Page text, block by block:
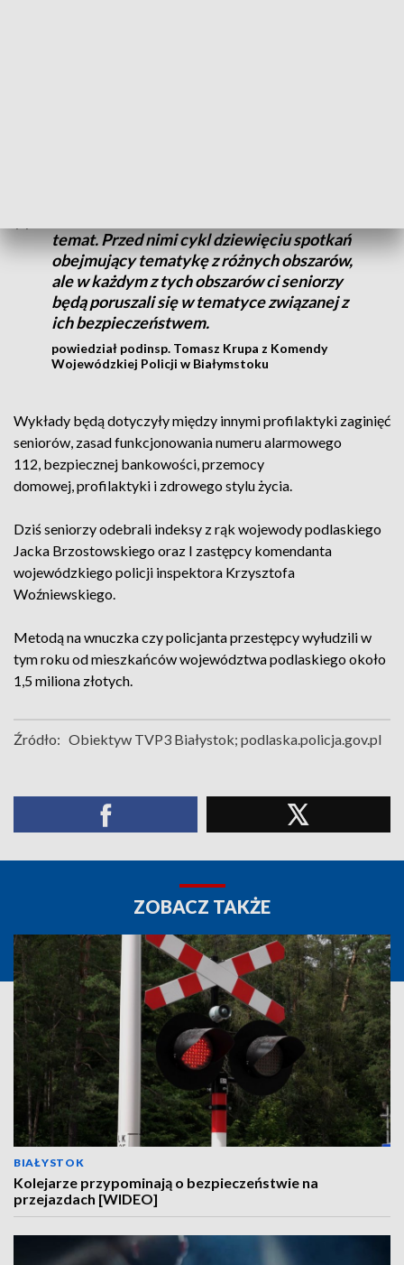
temat. Przed nimi cykl dziewięciu spotkań
obejmujący tematykę z różnych obszarów,
ale w każdym z tych obszarów ci seniorzy
będą poruszali się w tematyce związanej z
ich bezpieczeństwem.
powiedział podinsp. Tomasz Krupa z Komendy
Wojewódzkiej Policji w Białymstoku
Wykłady będą dotyczyły między innymi profilaktyki zaginięć
seniorów, zasad funkcjonowania numeru alarmowego
112, bezpiecznej bankowości, przemocy
domowej, profilaktyki i zdrowego stylu życia.
Dziś seniorzy odebrali indeksy z rąk wojewody podlaskiego
Jacka Brzostowskiego oraz I zastępcy komendanta
wojewódzkiego policji inspektora Krzysztofa
Woźniewskiego.
Metodą na wnuczka czy policjanta przestępcy wyłudzili w
tym roku od mieszkańców województwa podlaskiego około
1,5 miliona złotych.
Źródło: Obiektyw TVP3 Białystok; podlaska.policja.gov.pl
ZOBACZ TAKŻE
BIAŁYSTOK
Kolejarze przypominają o bezpieczeństwie na
przejazdach [WIDEO]